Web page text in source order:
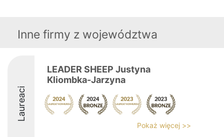
Inne firmy z województwa
Laureaci
LEADER SHEEP Justyna
Kliombka-Jarzyna
Pokaż więcej >>